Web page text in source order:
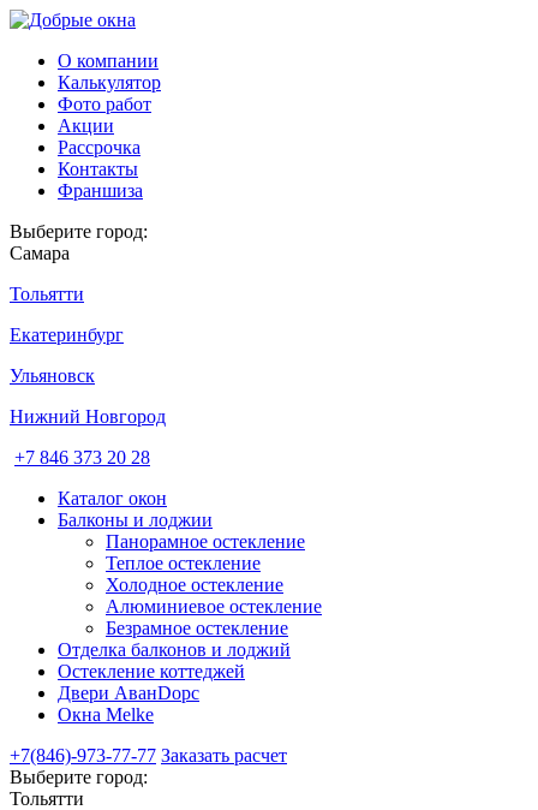
О компании
Калькулятор
Фото работ
Акции
Рассрочка
Контакты
Франшиза
Выберите город:
Самара
Тольятти
Екатеринбург
Ульяновск
Нижний Новгород
+7 846 373 20 28
Каталог окон
Балконы и лоджии
Панорамное остекление
Теплое остекление
Холодное остекление
Алюминиевое остекление
Безрамное остекление
Отделка балконов и лоджий
Остекление коттеджей
Двери АванDорс
Окна Melke
+7(846)-973-77-77 Заказать расчет
Выберите город:
Тольятти